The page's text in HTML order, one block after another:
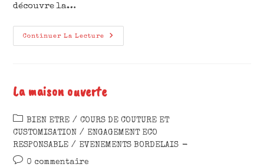
découvre la…
Continuer La Lecture
La maison ouverte
BIEN ETRE / COURS DE COUTURE ET
CUSTOMISATION / ENGAGEMENT ECO
RESPONSABLE / EVENEMENTS BORDELAIS
0 commentaire